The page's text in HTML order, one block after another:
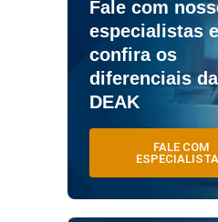
Fale com
especialistas e
confira os
diferenciais da
DEAK
FALE COM